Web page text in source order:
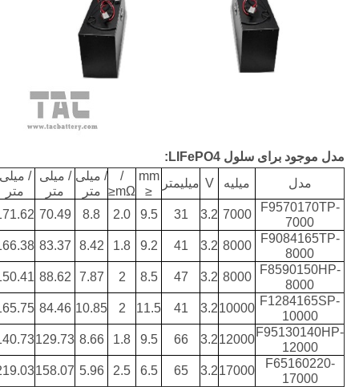
مدل موجود برای سلول LIFePO4:
مدل
میلیه V میلیمتر
mm
≤
/
mΩ≤
/ میلی
متر
/ میلی
متر
/
متر
F9570170TP-
7000
7000
3.2
31
9.5
2.0
8.8
70.49
F9084165TP-
8000
8000
3.2
41
9.2
1.8
8.42
83.37
F8590150HP-
8000
8000
3.2
47
8.5
2
7.87
88.62
F1284165SP-
10000
10000
3.2
41
11.5
2
10.85
84.46
F95130140HP-
12000
12000
3.2
66
9.5
1.8
8.66
129.73
F65160220-
17000
17000
3.2
65
6.5
2.5
5.96
158.07